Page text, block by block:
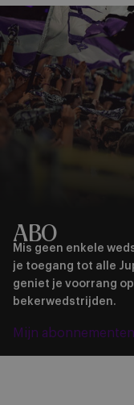
ABO
Mis geen enkele
je toegang tot alle
geniet je voorrang
bekerwedstrijden.
Mijn abonnementen